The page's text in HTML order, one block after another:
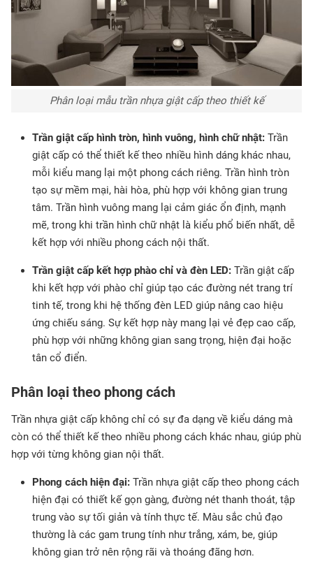
Phân loại mẫu trần nhựa giật cấp theo thiết kế
Trần giật cấp hình tròn, hình vuông, hình chữ nhật: Trần
giật cấp có thể thiết kế theo nhiều hình dáng khác nhau,
mỗi kiểu mang lại một phong cách riêng. Trần hình tròn
tạo sự mềm mại, hài hòa, phù hợp với không gian trung
tâm. Trần hình vuông mang lại cảm giác ổn định, mạnh
mẽ, trong khi trần hình chữ nhật là kiểu phổ biến nhất, dễ
kết hợp với nhiều phong cách nội thất.
Trần giật cấp kết hợp phào chỉ và đèn LED: Trần giật cấp
khi kết hợp với phào chỉ giúp tạo các đường nét trang trí
tinh tế, trong khi hệ thống đèn LED giúp nâng cao hiệu
ứng chiếu sáng. Sự kết hợp này mang lại vẻ đẹp cao cấp,
phù hợp với những không gian sang trọng, hiện đại hoặc
tân cổ điển.
Phân loại theo phong cách
Trần nhựa giật cấp không chỉ có sự đa dạng về kiểu dáng mà
còn có thể thiết kế theo nhiều phong cách khác nhau, giúp phù
hợp với từng không gian nội thất.
Phong cách hiện đại: Trần nhựa giật cấp theo phong cách
hiện đại có thiết kế gọn gàng, đường nét thanh thoát, tập
trung vào sự tối giản và tính thực tế. Màu sắc chủ đạo
thường là các gam trung tính như trắng, xám, be, giúp
không gian trở nên rộng rãi và thoáng đãng hơn.